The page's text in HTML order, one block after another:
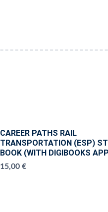
CAREER PATHS RAIL
TRANSPORTATION (ESP)
BOOK (WITH DIGIBOOKS
15,00 €